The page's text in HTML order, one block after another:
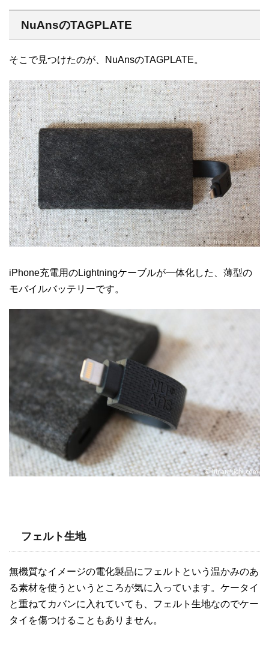
NuAnsのTAGPLATE
そこで見つけたのが、NuAnsのTAGPLATE。
iPhone充電用のLightningケーブルが一体化した、薄型の
モバイルバッテリーです。
フェルト生地
無機質なイメージの電化製品にフェルトという温かみのあ
る素材を使うというところが気に入っています。ケータイ
と重ねてカバンに入れていても、フェルト生地なのでケー
タイを傷つけることもありません。